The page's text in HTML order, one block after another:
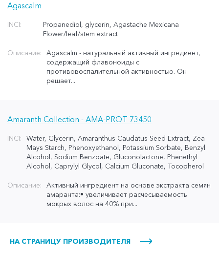
Agascalm
INCI:
Propanediol, glycerin, Agastache Mexicana
Flower/leaf/stem extract
Описание:
Agascalm - натуральный активный ингредиент,
содержащий флавоноиды с
противовоспалительной активностью. Он
решает...
Amaranth Collection - AMA-PROT 73450
INCI:
Water, Glycerin, Amaranthus Caudatus Seed Extract, Zea
Mays Starch, Phenoxyethanol, Potassium Sorbate, Benzyl
Alcohol, Sodium Benzoate, Gluconolactone, Phenethyl
Alcohol, Caprylyl Glycol, Calcium Gluconate, Tocopherol
Описание:
Активный ингредиент на основе экстракта семян
амаранта:• увеличивает расчесываемость
мокрых волос на 40% при...
НА СТРАНИЦУ ПРОИЗВОДИТЕЛЯ